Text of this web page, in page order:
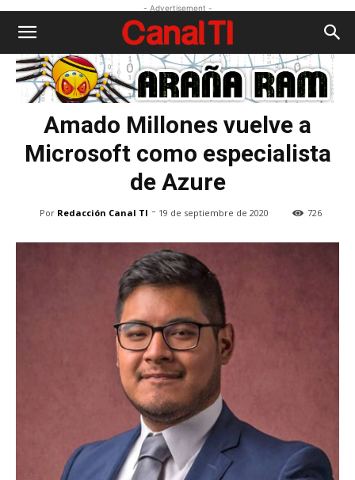
- Advertisement -
Amado Millones vuelve a
Microsoft como especialista
de Azure
Por Redacción Canal TI - 19 de septiembre de 2020 726